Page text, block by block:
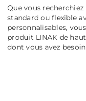
Que vous
standard ou flexible
personnalisables,
produit LINAK de
dont vous avez besoin.